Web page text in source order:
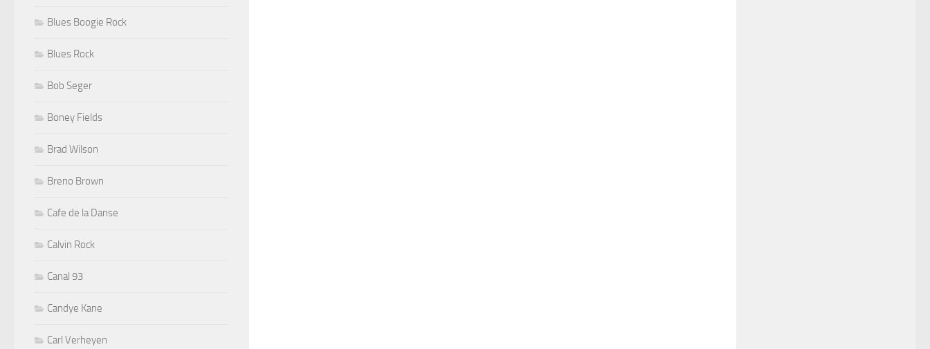
Blues Boogie Rock
Blues Rock
Bob Seger
Boney Fields
Brad Wilson
Breno Brown
Cafe de la Danse
Calvin Rock
Canal 93
Candye Kane
Carl Verheyen